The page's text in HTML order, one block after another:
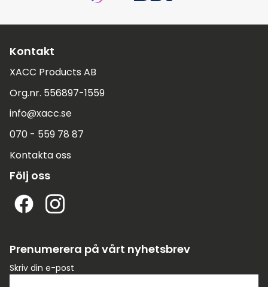
Kontakt
XACC Products AB
Org.nr. 556897-1559
info@xacc.se
070 - 559 78 87
Kontakta oss
Följ oss
Prenumerera på vårt nyhetsbrev
Skriv din e-post